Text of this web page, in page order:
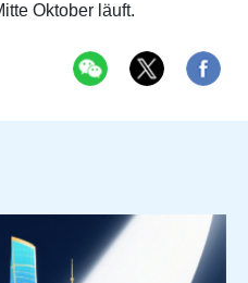
Oktober läuft.